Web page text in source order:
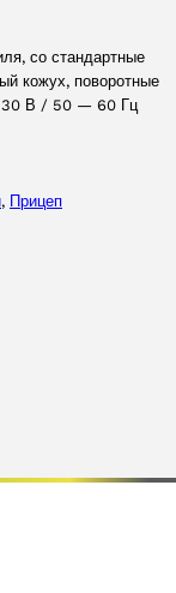
со стандартные
кожух, поворотные
В / 50 — 60 Гц
, Прицеп